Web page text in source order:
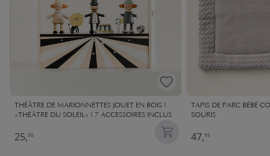
THÉÂTRE DE MARIONNETTES JOUET EN BOIS |
«THÉÂTRE DU SOLEIL» | 7 ACCESSOIRES INCLUS
25,00
TAPIS DE PARC BÉBÉ
SOURIS
47,95